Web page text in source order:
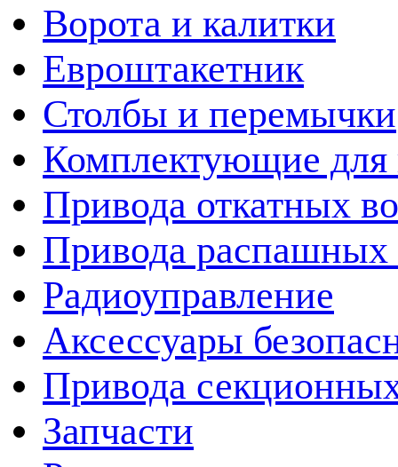
Ворота и калитки
Евроштакетник
Столбы и перемычки
Комплектующие для
Привода откатных
Привода распашных
Радиоуправление
Аксессуары
Привода
Запчасти